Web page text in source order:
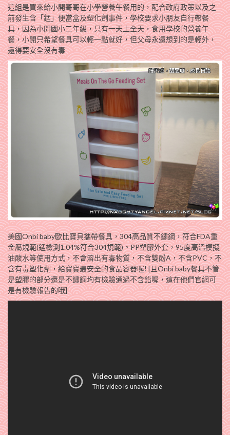
這組是買來給小開哥哥在小學營養午餐用的，配合政府政策以及之
前發生含「錳」便當盒及塑化劑事件，學校要求小朋友自行帶餐
具，因為小開國小二年級，只有一天上全天，食用學校的營養午
餐，小開只希望餐具可以輕一點就好，但父母永遠想到的是輕外，
還得要安全沒有毒
美國Onbi baby歐比寶貝攜帶餐具，304高品質不鏽鋼，符合FDA重
金屬規範(錳檢測1.04%符合304規範)。PP塑膠外套，95度高溫模擬
油酸水等使用方式，不會溶出有毒物質，不含雙酚A，不含PVC，不
含有毒塑化劑，給寶寶最安全的食品容器喔! [且Onbi baby餐具不管
是塑膠的部分還是不鏽鋼均有檢驗通過不含鉛喔，這在他們官網可
是有檢驗報告的哦]